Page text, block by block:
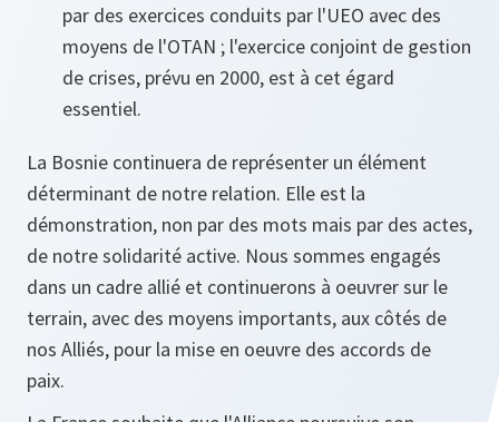
par des exercices conduits par l'UEO avec des
moyens de l'OTAN ; l'exercice conjoint de gestion
de crises, prévu en 2000, est à cet égard
essentiel.
La Bosnie continuera de représenter un élément
déterminant de notre relation. Elle est la
démonstration, non par des mots mais par des actes,
de notre solidarité active. Nous sommes engagés
dans un cadre allié et continuerons à oeuvrer sur le
terrain, avec des moyens importants, aux côtés de
nos Alliés, pour la mise en oeuvre des accords de
paix.